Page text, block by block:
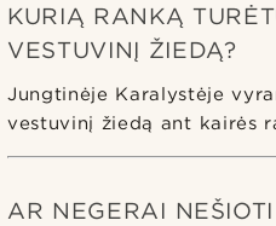
KURIĄ RANKĄ
VESTUVINĮ ŽIEDĄ?
Jungtinėje Karalystėje
vestuvinį žiedą ant kairės
AR NEGERAI